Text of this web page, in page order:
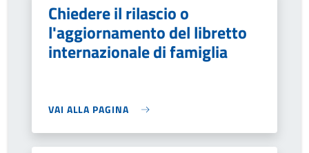
Chiedere il rilascio o
l'aggiornamento del libretto
internazionale di famiglia
VAI ALLA PAGINA